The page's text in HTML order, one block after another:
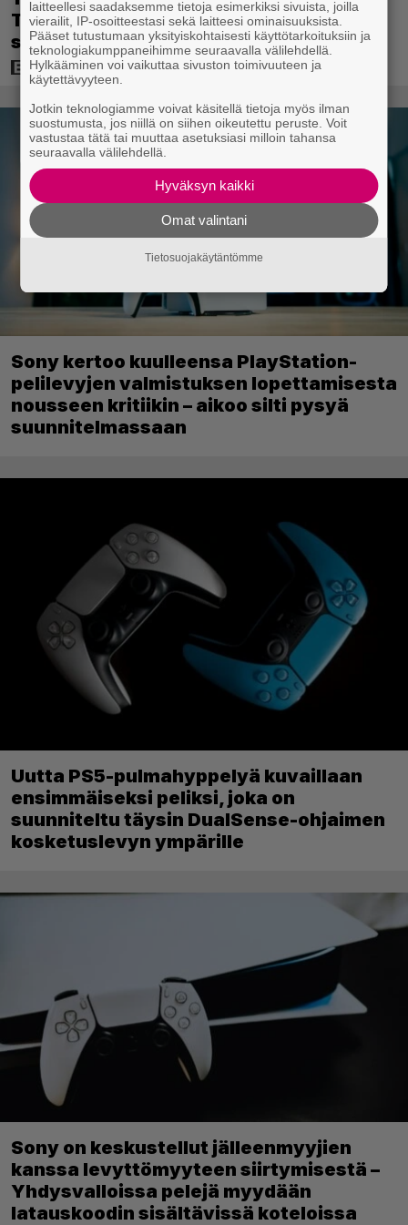
Tom Cruisen kaveruus loppui 21 vuotta
sitten – Syynä Cruisen nolo käytös
Sony kertoo kuulleensa PlayStation-
pelilevyjen valmistuksen lopettamisesta
nousseen kritiikin – aikoo silti pysyä
suunnitelmassaan
Uutta PS5-pulmahyppelyä kuvaillaan
ensimmäiseksi peliksi, joka on
suunniteltu täysin DualSense-ohjaimen
kosketuslevyn ympärille
Sony on keskustellut jälleenmyyjien
kanssa levyttömyyteen siirtymisestä –
Yhdysvalloissa pelejä myydään
latauskoodin sisältävissä koteloissa
laitteellesi saadaksemme tietoja esimerkiksi sivuista, joilla
vierailit, IP-osoitteestasi sekä laitteesi ominaisuuksista.
Pääset tutustumaan yksityiskohtaisesti käyttötarkoituksiin ja
teknologiakumppaneihimme seuraavalla välilehdellä.
Hylkääminen voi vaikuttaa sivuston toimivuuteen ja
käytettävyyteen.
Jotkin teknologiamme voivat käsitellä tietoja myös ilman
suostumusta, jos niillä on siihen oikeutettu peruste. Voit
vastustaa tätä tai muuttaa asetuksiasi milloin tahansa
seuraavalla välilehdellä.
Hyväksyn kaikki
Omat valintani
Tietosuojakäytäntömme